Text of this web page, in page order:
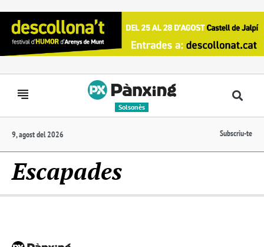
Solsonès
9, agost del 2026 Subscriu-te
Escapades